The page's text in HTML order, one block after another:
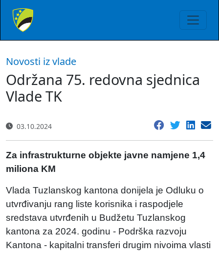
Novosti iz vlade
Održana 75. redovna sjednica
Vlade TK
03.10.2024
Za infrastrukturne objekte javne namjene 1,4
miliona KM
Vlada Tuzlanskog kantona donijela je Odluku o
utvrđivanju rang liste korisnika i raspodjele
sredstava utvrđenih u Budžetu Tuzlanskog
kantona za 2024. godinu - Podrška razvoju
Kantona - kapitalni transferi drugim nivoima vlasti